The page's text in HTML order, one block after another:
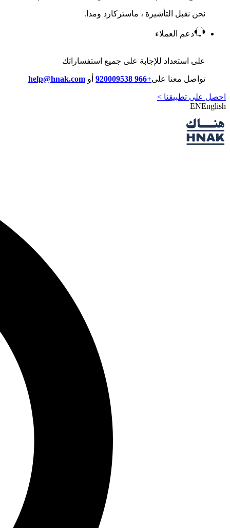
نحن نقبل التأشيرة ، ماستركارد ومدا.
دعم العملاء
على استعداد للإجابة على جميع استفساراتك
تواصل معنا على+966 920009538 أو help@hnak.com
احصل على تطبيقنا >
ENEnglish